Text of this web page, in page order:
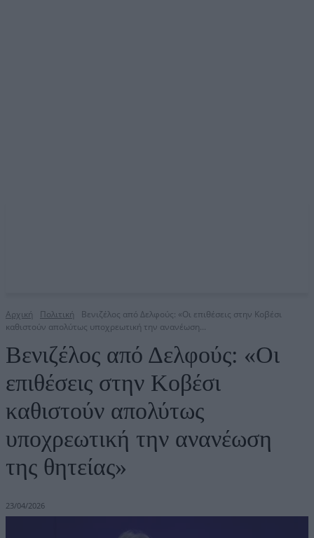
Αρχική Πολιτική
Βενιζέλος από Δελφούς: «Οι επιθέσεις στην Κοβέσι
καθιστούν απολύτως υποχρεωτική την ανανέωση...
Βενιζέλος από Δελφούς: «Οι
επιθέσεις στην Κοβέσι
καθιστούν απολύτως
υποχρεωτική την ανανέωση
της θητείας»
23/04/2026